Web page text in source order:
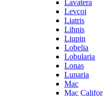
Lavatera
Levcoi
Liatris
Lihnis
Liupin
Lobelia
Lobularia
Lonas
Lunaria
Mac
Mac